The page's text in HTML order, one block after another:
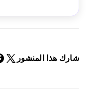
شارك هذا المنشور